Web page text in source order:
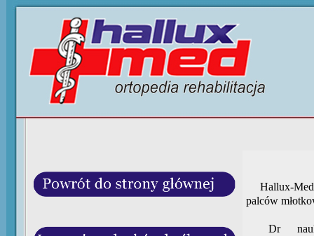
Hallux-
palców
Dr